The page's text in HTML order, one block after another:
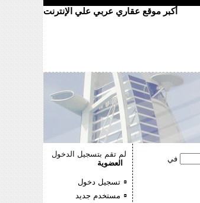
أكبر موقع عقاري عربي علي الإنترنت
لم تقم بتسجيل الدخول
العضوية
تسجيل دخول
مستخدم جديد
في